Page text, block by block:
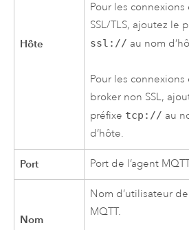
Hôte
Pour les connexions
SSL/TLS, ajoutez le
ssl:// au nom
Pour les connexions
broker non SSL,
préfixe tcp:// au
d’hôte.
Port Port de l’agent
Nom
Nom d’utilisateur de
MQTT.